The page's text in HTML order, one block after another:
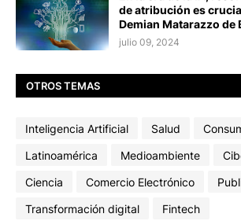
de atribución es
Demian Matarazzo de
julio 09, 2024
OTROS TEMAS
Inteligencia Artificial Salud
Latinoamérica
Medioambiente
Ciencia
Comercio Electrónico
Transformación digital
Fintech